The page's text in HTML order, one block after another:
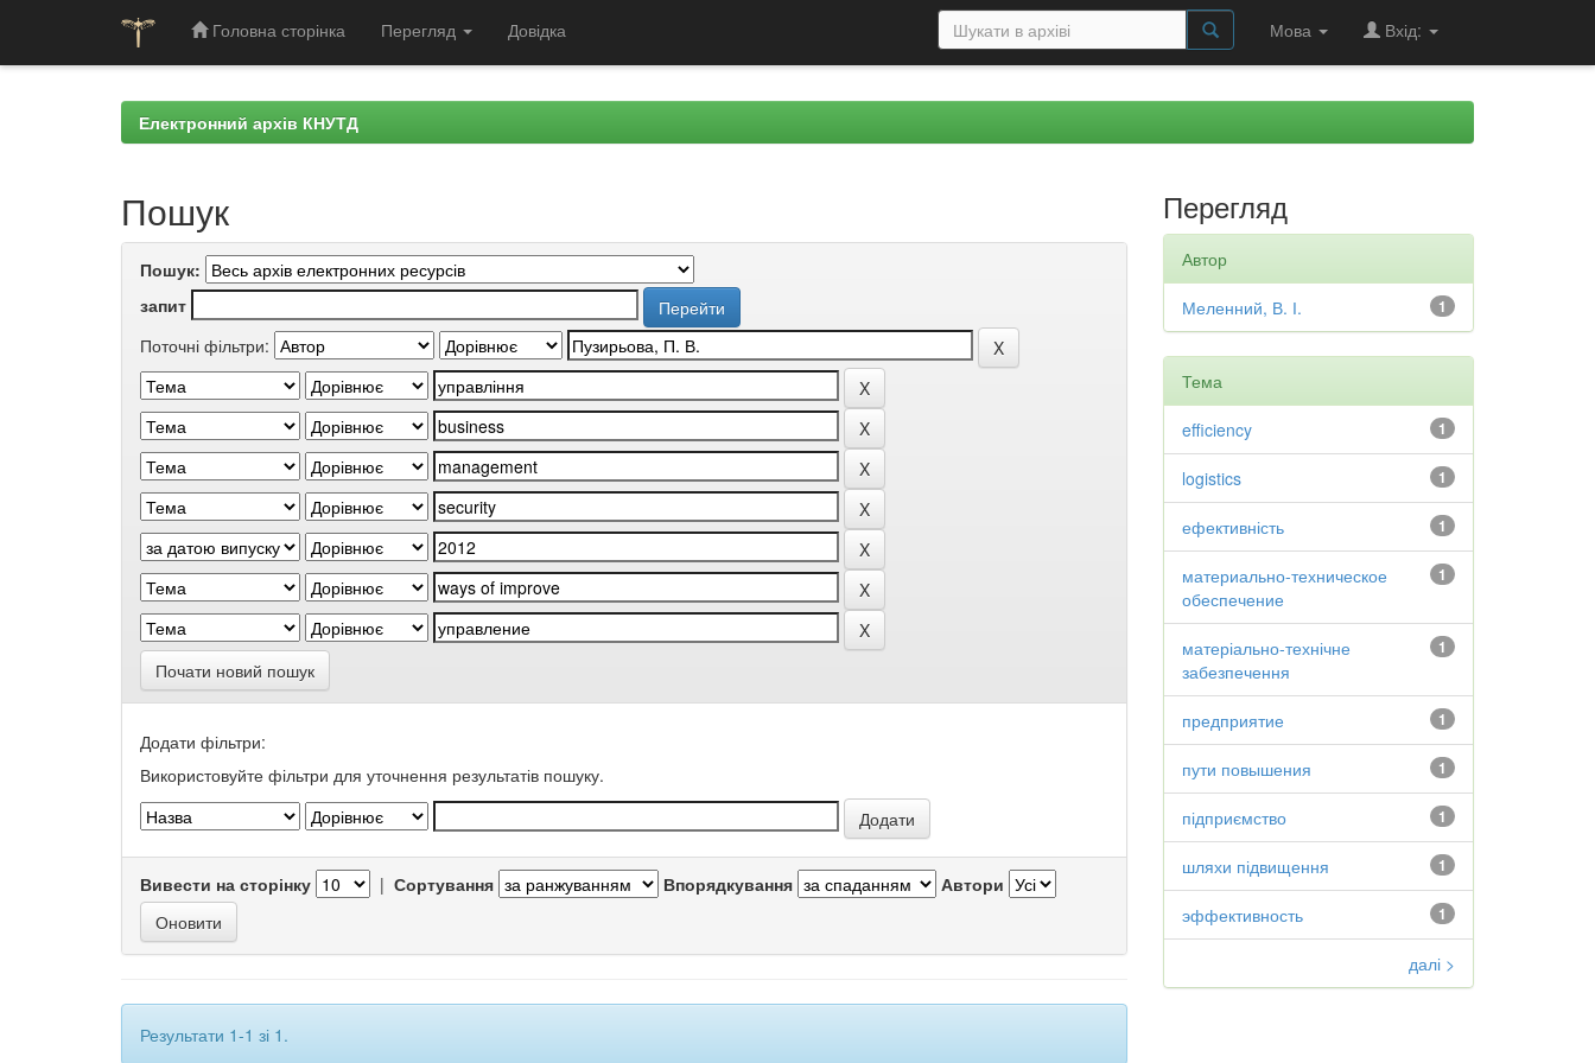
Головна сторінка Перегляд Довідка Мова Вхід:
Електронний архів КНУТД
Пошук
Пошук:
запит
Поточні фільтри:
Почати новий пошук
Додати фільтри:
Використовуйте фільтри для уточнення результатів пошуку.
Вивести на сторінку | Сортування Впорядкування Автори
Результати 1-1 зі 1.
Перегляд
Автор
1
Меленний, В. І.
Тема
1
efficiency
1
logistics
1
ефективність
1
материально-техническое
обеспечение
1
матеріально-технічне
забезпечення
1
предприятие
1
пути повышения
1
підприємство
1
шляхи підвищення
1
эффективность
далі >